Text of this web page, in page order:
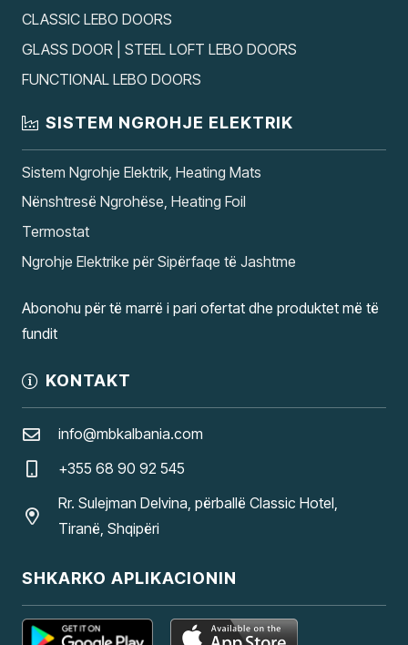
CLASSIC LEBO DOORS
GLASS DOOR | STEEL LOFT LEBO DOORS
FUNCTIONAL LEBO DOORS
SISTEM NGROHJE ELEKTRIK
Sistem Ngrohje Elektrik, Heating Mats
Nënshtresë Ngrohëse, Heating Foil
Termostat
Ngrohje Elektrike për Sipërfaqe të Jashtme
Abonohu për të marrë i pari ofertat dhe produktet më të
fundit
KONTAKT
info@mbkalbania.com
+355 68 90 92 545
Rr. Sulejman Delvina, përballë Classic Hotel,
Tiranë, Shqipëri
SHKARKO APLIKACIONIN